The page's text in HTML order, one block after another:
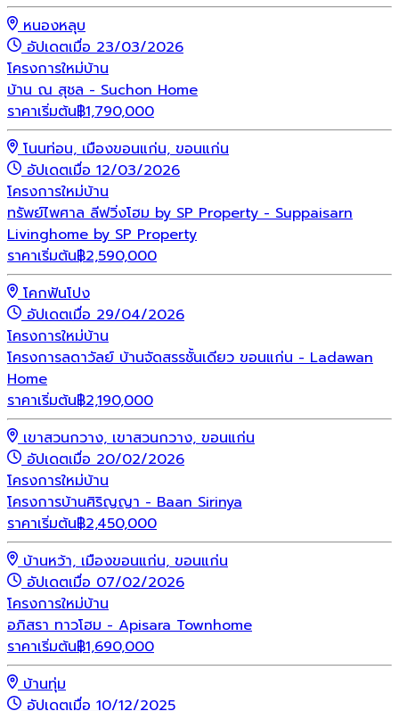
หนองหลุบ
อัปเดตเมื่อ 23/03/2026
โครงการใหม่บ้าน
บ้าน ณ สุชล - Suchon Home
ราคาเริ่มต้น฿1,790,000
โนนท่อน, เมืองขอนแก่น, ขอนแก่น
อัปเดตเมื่อ 12/03/2026
โครงการใหม่บ้าน
ทรัพย์ไพศาล ลีฟวิ่งโฮม by SP Property - Suppaisarn
Livinghome by SP Property
ราคาเริ่มต้น฿2,590,000
โคกฟันโปง
อัปเดตเมื่อ 29/04/2026
โครงการใหม่บ้าน
โครงการลดาวัลย์ บ้านจัดสรรชั้นเดียว ขอนแก่น - Ladawan
Home
ราคาเริ่มต้น฿2,190,000
เขาสวนกวาง, เขาสวนกวาง, ขอนแก่น
อัปเดตเมื่อ 20/02/2026
โครงการใหม่บ้าน
โครงการบ้านศิริญญา - Baan Sirinya
ราคาเริ่มต้น฿2,450,000
บ้านหว้า, เมืองขอนแก่น, ขอนแก่น
อัปเดตเมื่อ 07/02/2026
โครงการใหม่บ้าน
อภิสรา ทาวโฮม - Apisara Townhome
ราคาเริ่มต้น฿1,690,000
บ้านทุ่ม
อัปเดตเมื่อ 10/12/2025